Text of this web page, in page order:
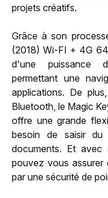
projets créatifs.
Grâce à son
(2018) Wi-FI + 4G
d'une puissance
permettant une
applications. De
Bluetooth, le Magic
offre une grande
besoin de saisir
documents. Et
pouvez vous assurer
par une sécurité de